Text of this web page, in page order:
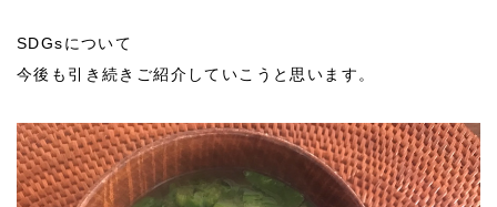
SDGsについて
今後も引き続きご紹介していこうと思います。